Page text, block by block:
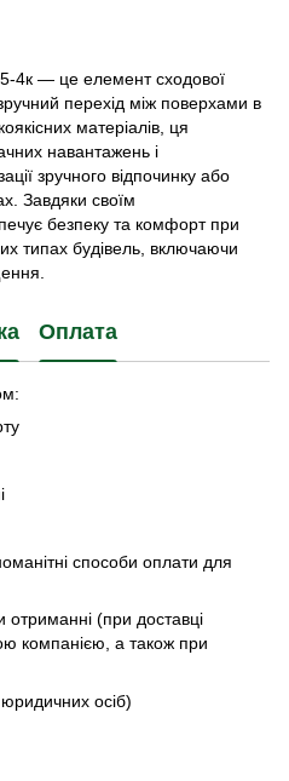
4к — це елемент сходової
перехід між поверхами в
матеріалів, ця
навантажень і
зручного відпочинку або
Завдяки своїм
безпеку та комфорт при
типах будівель, включаючи
Оплата
способи оплати для
отриманні (при доставці
компанією, а також при
осіб)